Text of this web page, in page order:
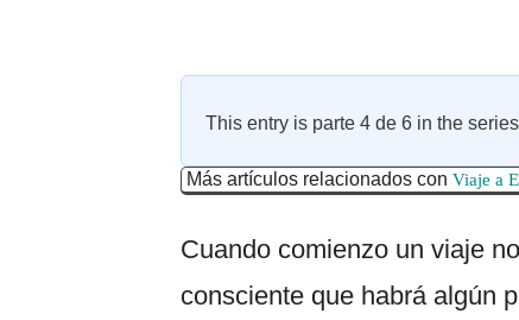
This entry is parte 4 de 6 in the series
Más artículos relacionados con Viaje a
Cuando comienzo un viaje
consciente que habrá algún